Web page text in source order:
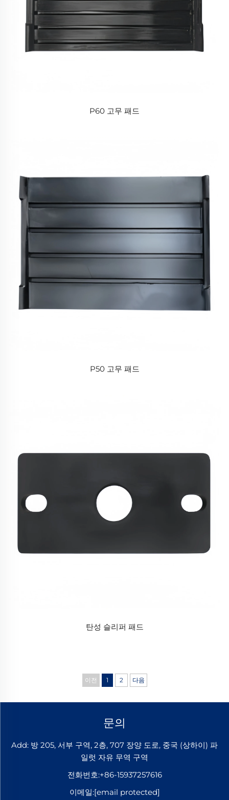
P60 고무 패드
P50 고무 패드
탄성 슬리퍼 패드
이전 1 2 다음
문의
Add: 방 205, 서부 구역, 2층, 707 장양 도로, 중국 (상하이) 파
일럿 자유 무역 구역
전화번호:+86-15937257616
이메일:[email protected]